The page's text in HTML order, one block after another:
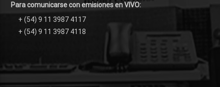
Para comunicarse con emisiones en VIVO:
+ (54) 9 11 3987 4117
+ (54) 9 11 3987 4118